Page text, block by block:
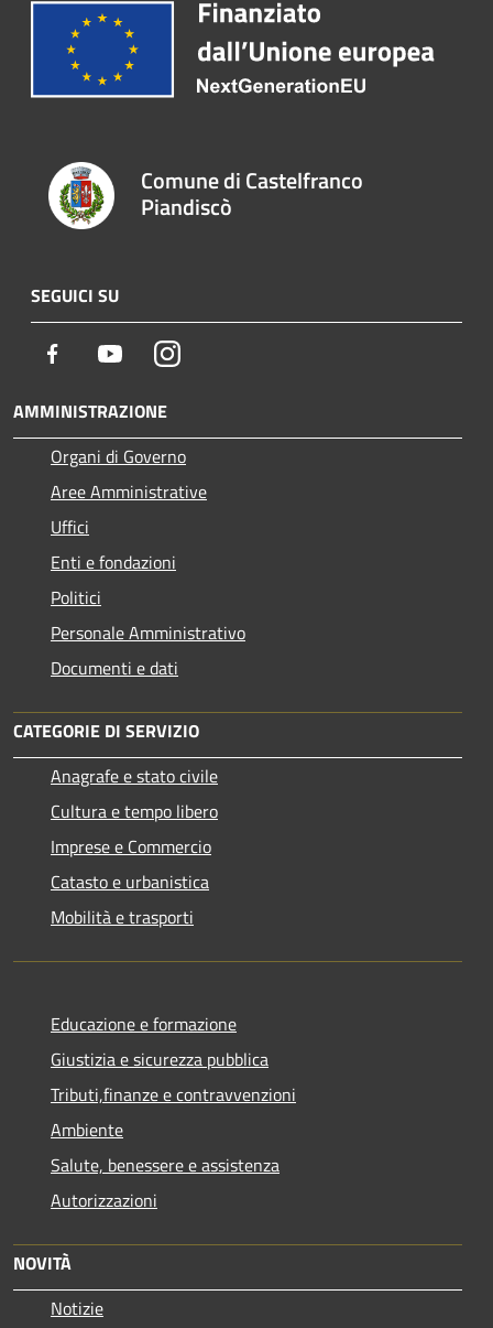
Comune di Castelfranco
Piandiscò
SEGUICI SU
Facebook YoutubeInstagram
AMMINISTRAZIONE
Organi di Governo
Aree Amministrative
Uffici
Enti e fondazioni
Politici
Personale Amministrativo
Documenti e dati
CATEGORIE DI SERVIZIO
Anagrafe e stato civile
Cultura e tempo libero
Imprese e Commercio
Catasto e urbanistica
Mobilità e trasporti
Educazione e formazione
Giustizia e sicurezza pubblica
Tributi,finanze e contravvenzioni
Ambiente
Salute, benessere e assistenza
Autorizzazioni
NOVITÀ
Notizie